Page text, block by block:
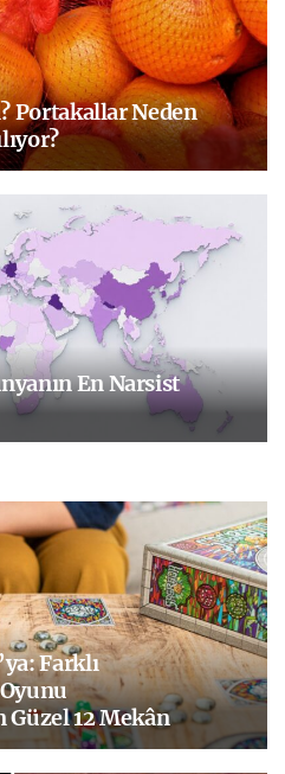
Portakallar Neden
En Narsist
Farklı
Güzel 12 Mekân